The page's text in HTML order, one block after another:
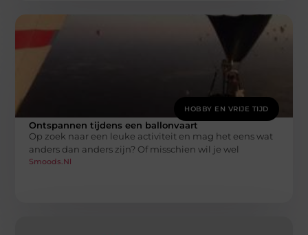
HOBBY EN VRIJE TIJD
Ontspannen tijdens een ballonvaart
Op zoek naar een leuke activiteit en mag het eens wat
anders dan anders zijn? Of misschien wil je wel
Smoods.nl